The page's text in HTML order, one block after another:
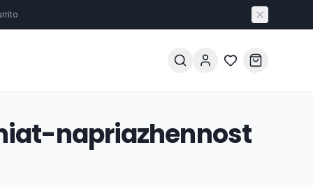
napriazhennost